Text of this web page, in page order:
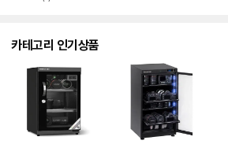
카테고리 인기상품